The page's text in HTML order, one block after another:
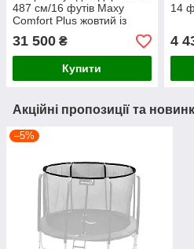
487 см/16 футів Maxy
Comfort Plus жовтий із
31 500 ₴
Купити
14
4
Акційні пропозиції та
–5%